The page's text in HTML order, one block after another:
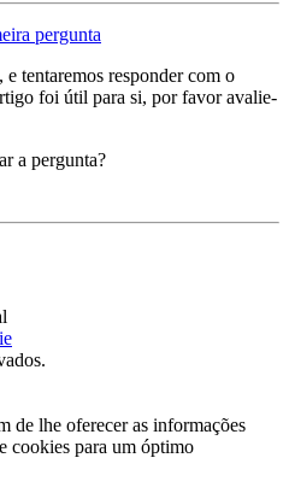
pergunta
tentaremos responder com o
foi útil para si, por favor avalie-
a pergunta?
de lhe oferecer as informações
cookies para um óptimo